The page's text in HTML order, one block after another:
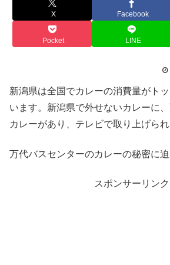
X Facebook
Pocket LINE
新潟県は全国でカレーの消費量がト
います。新潟県で外せないカレーに
カレーがあり、テレビで取り上げられ
万代バスセンターのカレーの秘密に迫
スポンサーリンク